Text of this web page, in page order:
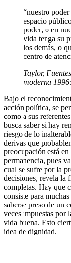
“nuestro
espacio
poder; o en
vida tenga su
los demás, o
centro de
Taylor,
moderna
Bajo el
acción política, se
como a sus
busca saber si hay
riesgo de lo
derivas que
preocupación está
permanencia, pues
cual se sufre por la
decisiones, revela la
completas. Hay que
consiste para
saberse preso de un
veces impuestas por
vida buena. Esto
idea de dignidad.